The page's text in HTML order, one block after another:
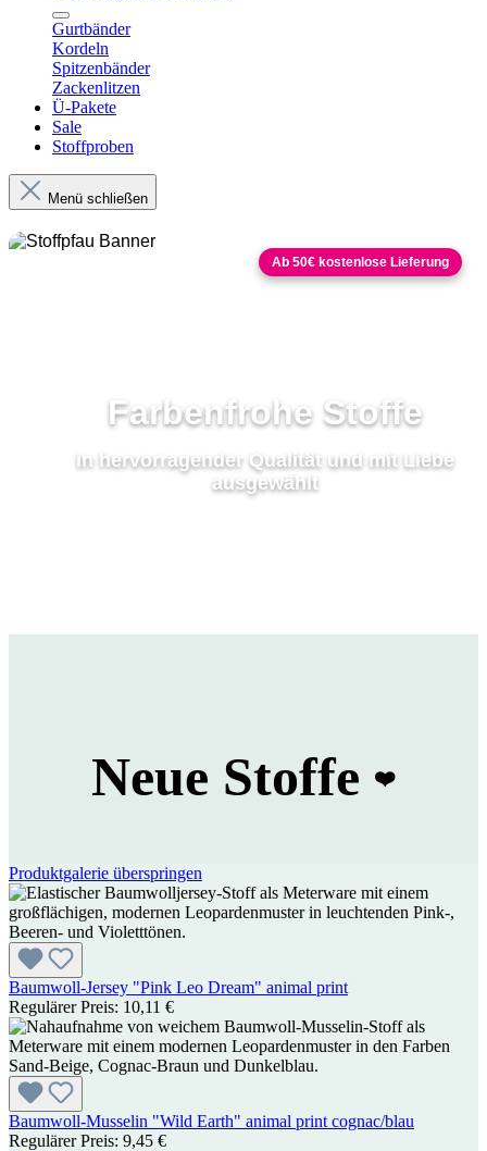
Gurtbänder
Kordeln
Spitzenbänder
Zackenlitzen
Ü-Pakete
Sale
Stoffproben
Menü schließen
Ab 50€ kostenlose Lieferung
Farbenfrohe Stoffe
in hervorragender Qualität und mit Liebe
ausgewählt
Neue Stoffe ❤️
Produktgalerie überspringen
Baumwoll-Jersey "Pink Leo Dream" animal print
Regulärer Preis: 10,11 €
Baumwoll-Musselin "Wild Earth" animal print cognac/blau
Regulärer Preis: 9,45 €